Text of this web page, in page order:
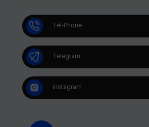
Tel-Phone
Telegram
instagram